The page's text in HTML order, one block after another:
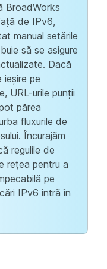
BroadWorks
de IPv6,
manual setările
să se asigure
Dacă
ieșire pe
URL-urile punții
părea
fluxurile de
Încurajăm
regulile de
rețea pentru a
pe
IPv6 intră în